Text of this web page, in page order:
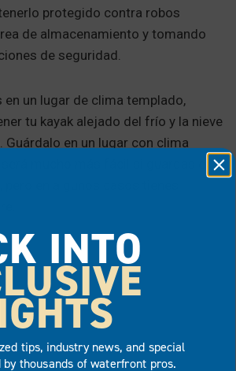
protegido contra robos
de almacenamiento y tomando
de seguridad.
en un lugar de clima templado,
tu kayak alejado del frío y la nieve
Guárdalo en un lugar con clima
INTO
tips, industry news, and special
thousands of waterfront pros.